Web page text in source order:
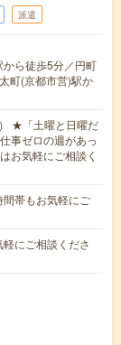
派遣
ら徒歩5分／円町
町(京都市営)駅か
★「土曜と日曜だ
事ゼロの週があっ
お気軽にご相談く
帯もお気軽にご
にご相談くださ